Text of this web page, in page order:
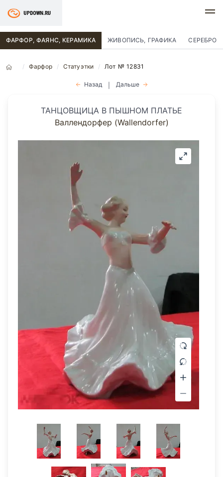
ФАРФОР, ФАЯНС, КЕРАМИКА ЖИВОПИСЬ, ГРАФИКА СЕРЕБРО
Фарфор Статуэтки Лот № 12831
Назад Дальше
ТАНЦОВЩИЦА В ПЫШНОМ ПЛАТЬЕ
Валлендорфер (Wallendorfer)